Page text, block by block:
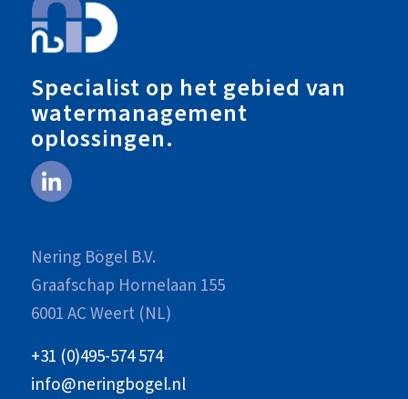
Specialist op het gebied van
watermanagement
oplossingen.
Nering Bögel B.V.
Graafschap Hornelaan 155
6001 AC Weert (NL)
+31 (0)495-574 574
info@neringbogel.nl